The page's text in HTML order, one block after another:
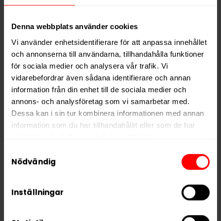
Denna webbplats använder cookies
Vi använder enhetsidentifierare för att anpassa innehållet
och annonserna till användarna, tillhandahålla funktioner
för sociala medier och analysera vår trafik. Vi
vidarebefordrar även sådana identifierare och annan
information från din enhet till de sociala medier och
annons- och analysföretag som vi samarbetar med.
Dessa kan i sin tur kombinera informationen med annan
information som du har tillhandahållit eller som de har
We work with
who may receive and
Nödvändig
Inställningar
Alla produkter med smakenCitrus
PRODUKTINFORMATION
Typ
Vitt Snus
Smak
Citrus
Format
Mini
Nikotin per gram
Nikotin per dosa